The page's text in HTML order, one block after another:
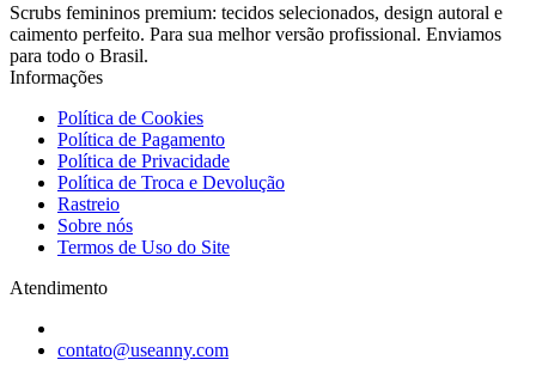
Scrubs femininos premium: tecidos selecionados, design autoral e
caimento perfeito. Para sua melhor versão profissional. Enviamos
para todo o Brasil.
Informações
Política de Cookies
Política de Pagamento
Política de Privacidade
Política de Troca e Devolução
Rastreio
Sobre nós
Termos de Uso do Site
Atendimento
contato@useanny.com